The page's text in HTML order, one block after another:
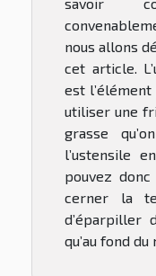
savoir
nous allons
cet article.
est
utiliser une
grasse
l’ustensile
pouvez
cerner la
d’éparpiller
qu’au fond